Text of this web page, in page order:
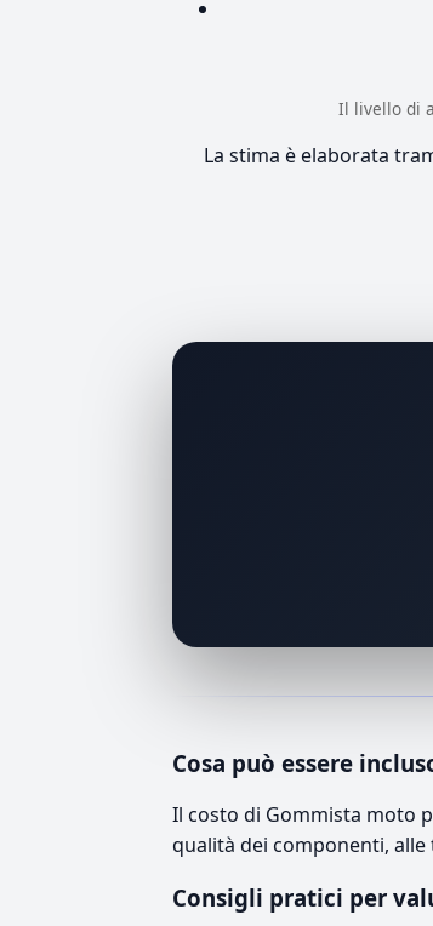
Il livello di
La stima è elaborata
Cosa può essere
Il costo di Gommista moto
qualità dei componenti,
Consigli pratici per